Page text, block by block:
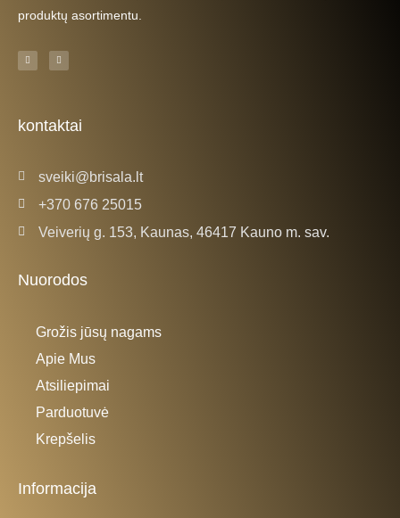
produktų asortimentu.
F
a
c
-
f
I
n
s
m
kontaktai
sveiki@brisala.lt
+370 676 25015
Veiverių g. 153, Kaunas, 46417 Kauno m. sav.
Nuorodos
Grožis jūsų nagams
Apie Mus
Atsiliepimai
Parduotuvė
Krepšelis
Informacija